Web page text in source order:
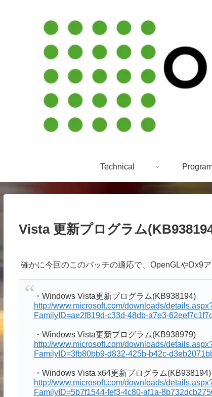
Technical
Vista 更新プログラム
確かに今回のこのパッチの適応で、OpenGLやDx9
・Windows Vista更新プログラム(KB938194)
http://www.microsoft.com/downloads/
FamilyID=ae2f819d-c33d-48db-a7e3-
・Windows Vista更新プログラム(KB938979)
http://www.microsoft.com/downloads/
FamilyID=3fb80bb9-d832-425b-b42c-
・Windows Vista x64更新プログラム(KB938194)
http://www.microsoft.com/downloads/
FamilyID=5b7f1544-fef3-4c80-af1a-